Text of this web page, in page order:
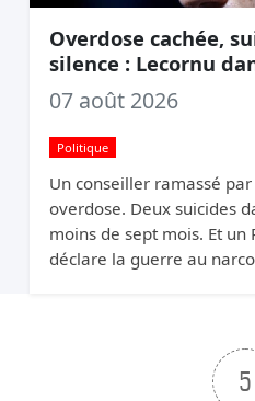
Overdose cachée,
silence : Lecornu
07 août 2026
Politique
Un conseiller ramassé
overdose. Deux suicides
moins de sept mois. Et
déclare la guerre au
5